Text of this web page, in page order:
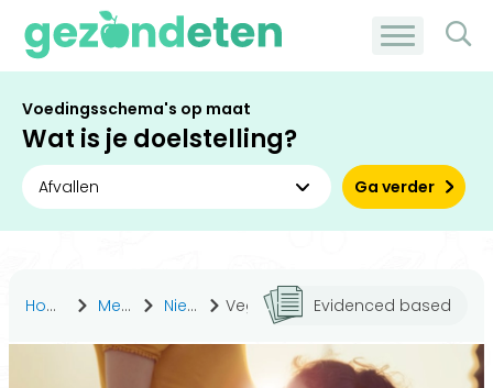
Voedingsschema's op maat
Wat is je doelstelling?
Ga verder
Home Medisch Nieuws Veganistisch? Niet geschikt voor kinderen tot 3 jaar en zwangeren Evidenced based